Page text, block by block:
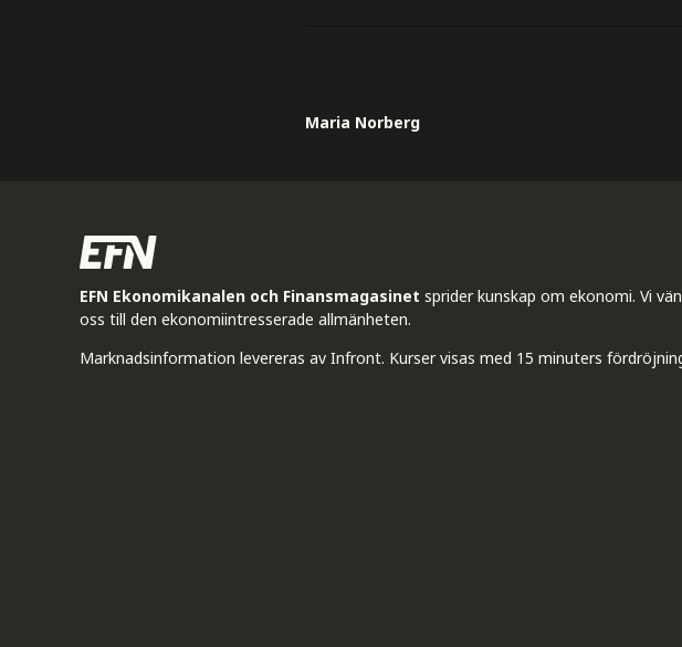
Maria Norberg
EFN Ekonomikanalen och Finansmagasinet sprider kunskap om ekonomi. Vi
oss till den ekonomiintresserade allmänheten.
Marknadsinformation levereras av Infront. Kurser visas med 15 minuters